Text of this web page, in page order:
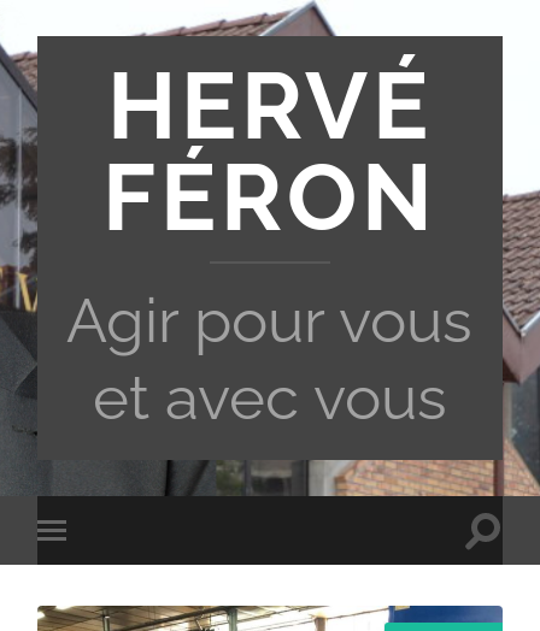
HERVÉ
FÉRON
Agir pour vous
et avec vous
Toggle
mobile
Toggle